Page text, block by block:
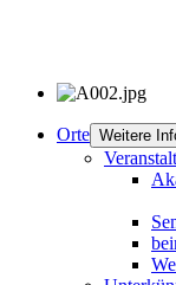
Orte Weitere